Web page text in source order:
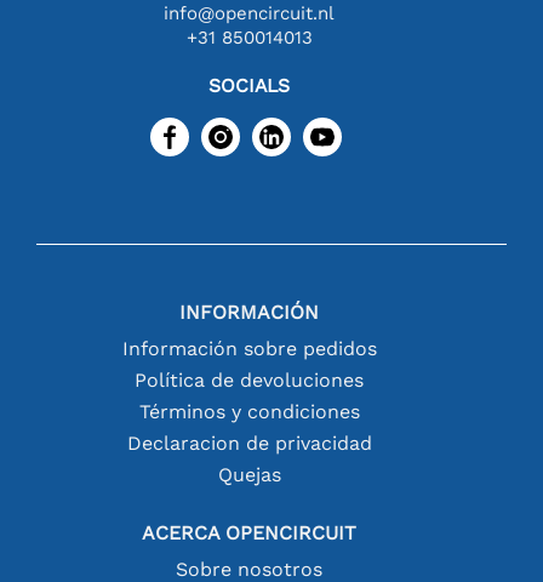
info@opencircuit.nl
+31 850014013
SOCIALS
INFORMACIÓN
Información sobre pedidos
Política de devoluciones
Términos y condiciones
Declaracion de privacidad
Quejas
ACERCA OPENCIRCUIT
Sobre nosotros